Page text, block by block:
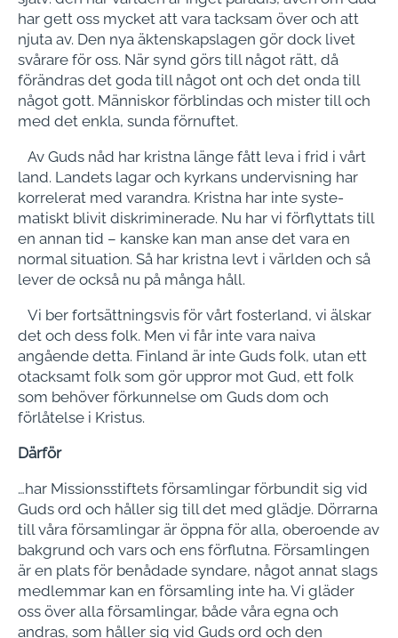
har gett oss mycket att vara tacksam över och att
njuta av. Den nya äktenskapslagen gör dock livet
svårare för oss. När synd görs till något rätt, då
förändras det goda till något ont och det onda till
något gott. Människor förblindas och mister till och
med det enkla, sunda förnuftet.
Av Guds nåd har kristna länge fått leva i frid i vårt
land. Landets lagar och kyrkans undervisning har
korrelerat med varandra. Kristna har inte syste­
matiskt blivit diskriminerade. Nu har vi förflyttats till
en annan tid – kanske kan man anse det vara en
normal situation. Så har kristna levt i världen och så
lever de också nu på många håll.
Vi ber fortsättningsvis för vårt foster­land, vi älskar
det och dess folk. Men vi får inte vara naiva
angående detta. Finland är inte Guds folk, utan ett
o­tacksamt folk som gör uppror mot Gud, ett folk
som behöver förkunnelse om Guds dom och
förlåtelse i Kristus.
Därför
…har Missionsstiftets församlingar för­bundit sig vid
Guds ord och håller sig till det med glädje. Dörrarna
till våra församlingar är öppna för alla, obero­ende av
bakgrund och vars och ens förflutna. Församlingen
är en plats för benådade syndare, något annat slags
medlemmar kan en församling inte ha. Vi gläder
oss över alla församlingar, både våra egna och
andras, som håller sig vid Guds ord och den